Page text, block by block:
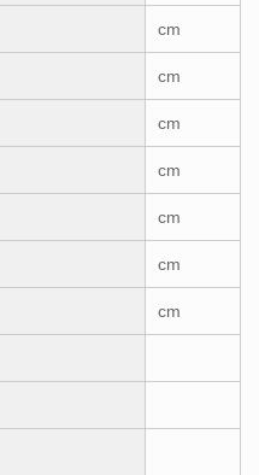
cm
cm
cm
cm
cm
cm
cm